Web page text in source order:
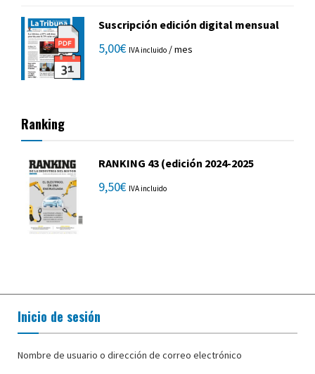
Suscripción edición digital mensual
5,00€ IVA incluido / mes
Ranking
RANKING 43 (edición 2024-2025
9,50€ IVA incluido
Inicio de sesión
Nombre de usuario o dirección de correo electrónico